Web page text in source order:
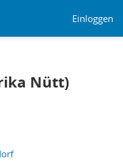
Einloggen
Nütt)